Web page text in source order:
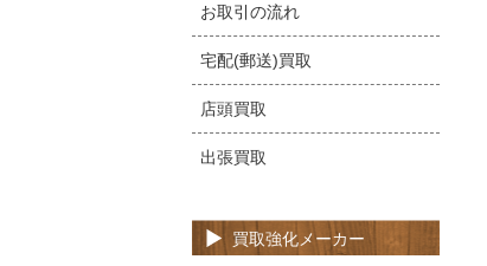
お取引の流れ
宅配(郵送)買取
店頭買取
出張買取
買取強化メーカー